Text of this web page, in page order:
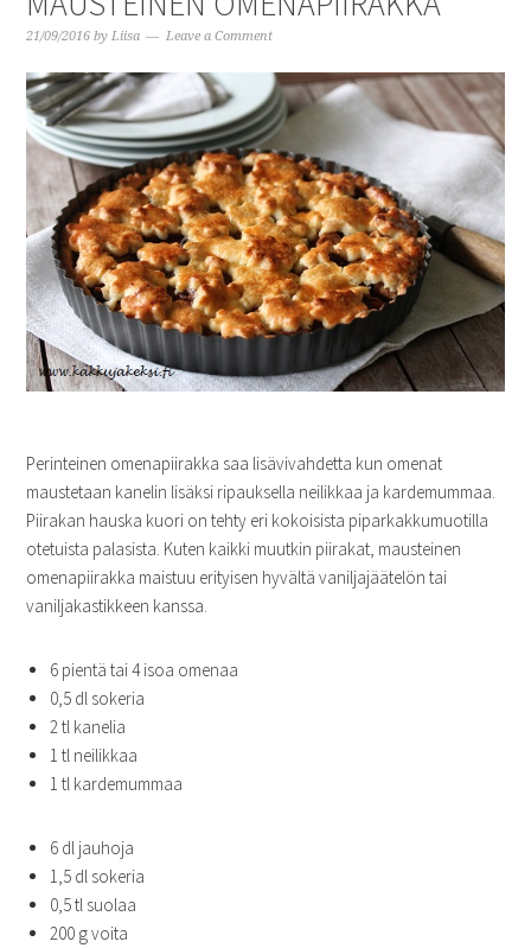
21/09/2016 byLiisa Leave a Comment
Perinteinen omenapiirakka saa lisävivahdetta kun omenat
maustetaan kanelin lisäksi ripauksella neilikkaa ja kardemummaa.
Piirakan hauska kuori on tehty eri kokoisista piparkakkumuotilla
otetuista palasista. Kuten kaikki muutkin piirakat, mausteinen
omenapiirakka maistuu erityisen hyvältä vaniljajäätelön tai
vaniljakastikkeen kanssa.
6 pientä tai 4 isoa omenaa
0,5 dl sokeria
2 tl kanelia
1 tl neilikkaa
1 tl kardemummaa
6 dl jauhoja
1,5 dl sokeria
0,5 tl suolaa
200 g voita